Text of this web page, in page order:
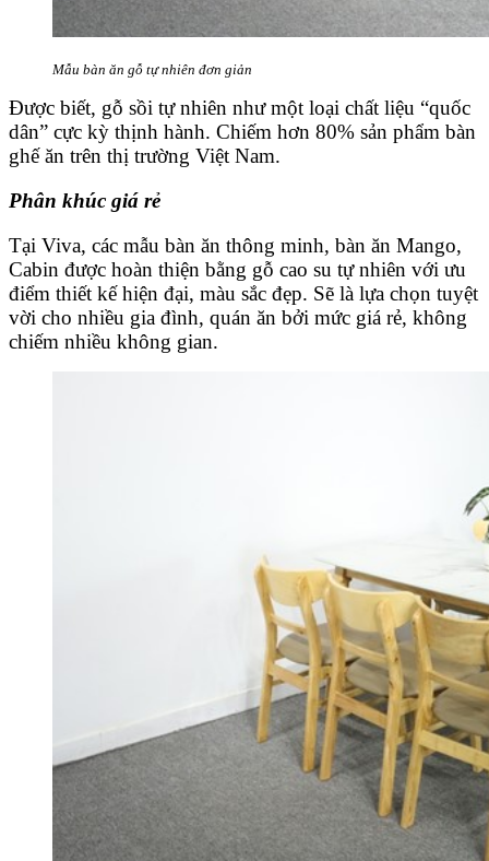
Mẫu bàn ăn gỗ tự nhiên đơn giản
Được biết, gỗ sồi tự nhiên như một loại chất liệu “quốc
dân” cực kỳ thịnh hành. Chiếm hơn 80% sản phẩm bàn
ghế ăn trên thị trường Việt Nam.
Phân khúc giá rẻ
Tại Viva, các mẫu bàn ăn thông minh, bàn ăn Mango,
Cabin được hoàn thiện bằng gỗ cao su tự nhiên với ưu
điểm thiết kế hiện đại, màu sắc đẹp. Sẽ là lựa chọn tuyệt
vời cho nhiều gia đình, quán ăn bởi mức giá rẻ, không
chiếm nhiều không gian.